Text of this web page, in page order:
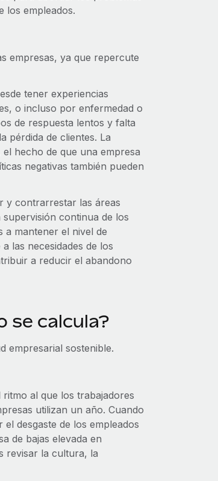
los empleados.
empresas, ya que repercute
tener experiencias
o incluso por enfermedad o
de respuesta lentos y falta
pérdida de clientes. La
hecho de que una empresa
negativas también pueden
y contrarrestar las áreas
continua de los
a mantener el nivel de
las necesidades de los
a reducir el abandono
se calcula?
empresarial sostenible.
ritmo al que los trabajadores
utilizan un año. Cuando
desgaste de los empleados
de bajas elevada en
revisar la cultura, la